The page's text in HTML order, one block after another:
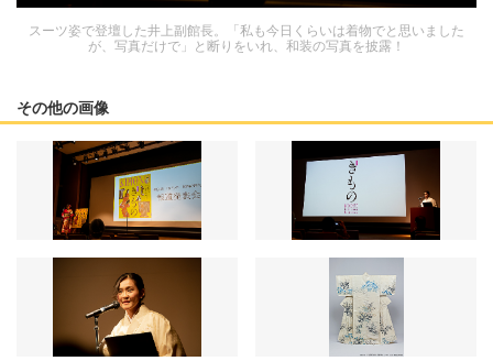
スーツ姿で登壇した井上副館長。「私も今日くらいは着物でと思いました
が、写真だけで」と断りをいれ、和装の写真を披露！
その他の画像